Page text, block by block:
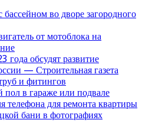
во дворе загородного
от мотоблока на
обсудят развитие
— Строительная газета
и фитингов
пол в гараже или подвале
для ремонта квартиры
бани в фотографиях